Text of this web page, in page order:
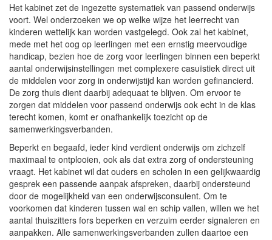
Het kabinet zet de ingezette systematiek van passend onderwijs
voort. Wel onderzoeken we op welke wijze het leerrecht van
kinderen wettelijk kan worden vastgelegd. Ook zal het kabinet,
mede met het oog op leerlingen met een ernstig meervoudige
handicap, bezien hoe de zorg voor leerlingen binnen een beperkt
aantal onderwijsinstellingen met complexere casuïstiek direct uit
de middelen voor zorg in onderwijstijd kan worden gefinancierd.
De zorg thuis dient daarbij adequaat te blijven. Om ervoor te
zorgen dat middelen voor passend onderwijs ook echt in de klas
terecht komen, komt er onafhankelijk toezicht op de
samenwerkingsverbanden.
Beperkt en begaafd, ieder kind verdient onderwijs om zichzelf
maximaal te ontplooien, ook als dat extra zorg of ondersteuning
vraagt. Het kabinet wil dat ouders en scholen in een gelijkwaardig
gesprek een passende aanpak afspreken, daarbij ondersteund
door de mogelijkheid van een onderwijsconsulent. Om te
voorkomen dat kinderen tussen wal en schip vallen, willen we het
aantal thuiszitters fors beperken en verzuim eerder signaleren en
aanpakken. Alle samenwerkingsverbanden zullen daartoe een